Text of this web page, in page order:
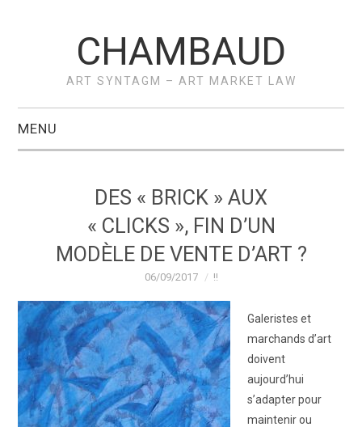
CHAMBAUD
ART SYNTAGM – ART MARKET LAW
MENU
VÉRONIQUE
ACTUS
ART WINNERS
CONTACT
DES « BRICK » AUX
« CLICKS », FIN D’UN
MODÈLE DE VENTE D’ART ?
06/09/2017 !!
Galeristes et
marchands d’art
doivent
aujourd’hui
s’adapter pour
maintenir ou